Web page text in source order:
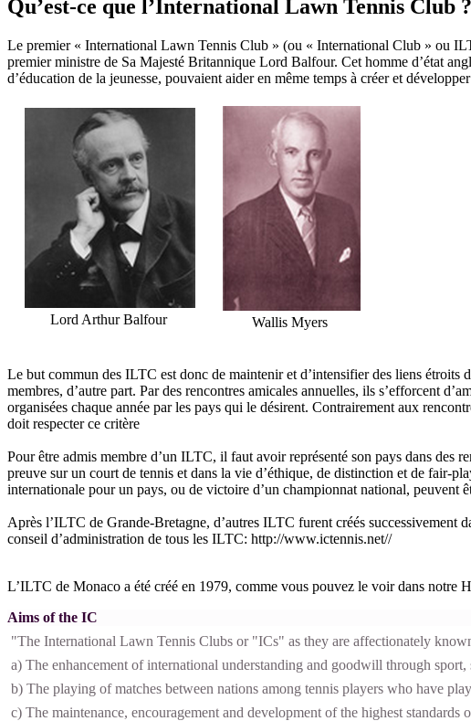
Qu’est-ce que l’International Lawn Tennis Club ?
Le premier « International Lawn Tennis Club » (ou « International Club » ou
premier ministre de Sa Majesté Britannique Lord Balfour. Cet homme d’état
d’éducation de la jeunesse, pouvaient aider en même temps à créer et
Lord Arthur Balfour Wallis Myers
Le but commun des ILTC est donc de maintenir et d’intensifier des liens étroits
membres, d’autre part. Par des rencontres amicales annuelles, ils s’efforcent
organisées chaque année par les pays qui le désirent. Contrairement aux
doit respecter ce critère
Pour être admis membre d’un ILTC, il faut avoir représenté son pays dans des
preuve sur un court de tennis et dans la vie d’éthique, de distinction et de fair-
internationale pour un pays, ou de victoire d’un championnat national,
Après l’ILTC de Grande-Bretagne, d’autres ILTC furent créés
conseil d’administration de tous les ILTC: http://www.ictennis.net//
L’ILTC de Monaco a été créé en 1979, comme vous pouvez le voir dans notre
Aims of the IC
"The International Lawn Tennis Clubs or "ICs" as they are affectionately
a) The enhancement of international understanding and goodwill through
b) The playing of matches between nations among tennis players who have
c) The maintenance, encouragement and development of the highest